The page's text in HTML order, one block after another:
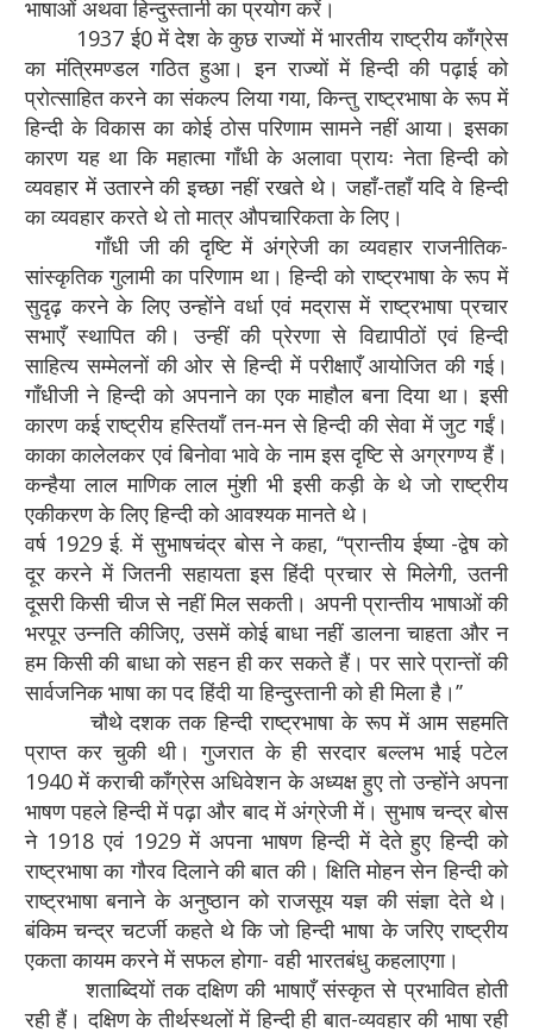
भाषाओं अथवा हिन्दुस्तानी का प्रयोग करें।
1937 ई0 में देश के कुछ राज्यों में भारतीय राष्ट्रीय काँग्रेस
का मंत्रिमण्डल गठित हुआ। इन राज्यों में हिन्दी की पढ़ाई को
प्रोत्साहित करने का संकल्प लिया गया, किन्तु राष्ट्रभाषा के रूप में
हिन्दी के विकास का कोई ठोस परिणाम सामने नहीं आया। इसका
कारण यह था कि महात्मा गाँधी के अलावा प्रायः नेता हिन्दी को
व्यवहार में उतारने की इच्छा नहीं रखते थे। जहाँ-तहाँ यदि वे हिन्दी
का व्यवहार करते थे तो मात्र औपचारिकता के लिए।
गाँधी जी की दृष्टि में अंग्रेजी का व्यवहार राजनीतिक-
सांस्कृतिक गुलामी का परिणाम था। हिन्दी को राष्ट्रभाषा के रूप में
सुदृढ़ करने के लिए उन्होंने वर्धा एवं मद्रास में राष्ट्रभाषा प्रचार
सभाएँ स्थापित की। उन्हीं की प्रेरणा से विद्यापीठों एवं हिन्दी
साहित्य सम्मेलनों की ओर से हिन्दी में परीक्षाएँ आयोजित की गई।
गाँधीजी ने हिन्दी को अपनाने का एक माहौल बना दिया था। इसी
कारण कई राष्ट्रीय हस्तियाँ तन-मन से हिन्दी की सेवा में जुट गईं।
काका कालेलकर एवं बिनोवा भावे के नाम इस दृष्टि से अग्रगण्य हैं।
कन्हैया लाल माणिक लाल मुंशी भी इसी कड़ी के थे जो राष्ट्रीय
एकीकरण के लिए हिन्दी को आवश्यक मानते थे।
वर्ष 1929 ई. में सुभाषचंद्र बोस ने कहा, ‘‘प्रान्तीय ईष्या -द्वेष को
दूर करने में जितनी सहायता इस हिंदी प्रचार से मिलेगी, उतनी
दूसरी किसी चीज से नहीं मिल सकती। अपनी प्रान्तीय भाषाओं की
भरपूर उन्नति कीजिए, उसमें कोई बाधा नहीं डालना चाहता और न
हम किसी की बाधा को सहन ही कर सकते हैं। पर सारे प्रान्तों की
सार्वजनिक भाषा का पद हिंदी या हिन्दुस्तानी को ही मिला है।’’
चौथे दशक तक हिन्दी राष्ट्रभाषा के रूप में आम सहमति
प्राप्त कर चुकी थी। गुजरात के ही सरदार बल्लभ भाई पटेल
1940 में कराची काँग्रेस अधिवेशन के अध्यक्ष हुए तो उन्होंने अपना
भाषण पहले हिन्दी में पढ़ा और बाद में अंग्रेजी में। सुभाष चन्द्र बोस
ने 1918 एवं 1929 में अपना भाषण हिन्दी में देते हुए हिन्दी को
राष्ट्रभाषा का गौरव दिलाने की बात की। क्षिति मोहन सेन हिन्दी को
राष्ट्रभाषा बनाने के अनुष्ठान को राजसूय यज्ञ की संज्ञा देते थे।
बंकिम चन्द्र चटर्जी कहते थे कि जो हिन्दी भाषा के जरिए राष्ट्रीय
एकता कायम करने में सफल होगा- वही भारतबंधु कहलाएगा।
शताब्दियों तक दक्षिण की भाषाएँ संस्कृत से प्रभावित होती
रही हैं। दक्षिण के तीर्थस्थलों में हिन्दी ही बात-व्यवहार की भाषा रही